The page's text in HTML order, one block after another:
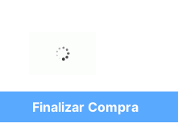
Finalizar Compra